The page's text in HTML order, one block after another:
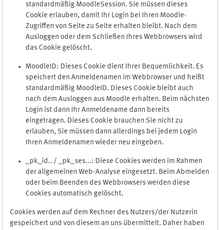
standardmäßig MoodleSession. Sie müssen dieses
Cookie erlauben, damit Ihr Login bei Ihren Moodle-
Zugriffen von Seite zu Seite erhalten bleibt. Nach dem
Ausloggen oder dem Schließen Ihres Webbrowsers wird
das Cookie gelöscht.
MoodleID: Dieses Cookie dient Ihrer Bequemlichkeit. Es
speichert den Anmeldenamen im Webbrowser und heißt
standardmäßig MoodleID. Dieses Cookie bleibt auch
nach dem Ausloggen aus Moodle erhalten. Beim nächsten
Login ist dann Ihr Anmeldename dann bereits
eingetragen. Dieses Cookie brauchen Sie nicht zu
erlauben, Sie müssen dann allerdings bei jedem Login
Ihren Anmeldenamen wieder neu eingeben.
_pk_id.. / _pk_ses...: Diese Cookies werden im Rahmen
der allgemeinen Web-Analyse eingesetzt. Beim Abmelden
oder beim Beenden des Webbrowsers werden diese
Cookies automatisch gelöscht.
Cookies werden auf dem Rechner des Nutzers/der Nutzerin
gespeichert und von diesem an uns übermittelt. Daher haben